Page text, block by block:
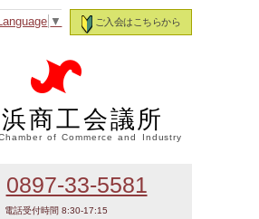
ご入会はこちらから
▼
商工会議所
of Commerce and Industry
0897-33-5581
電話受付時間 8:30-17:15